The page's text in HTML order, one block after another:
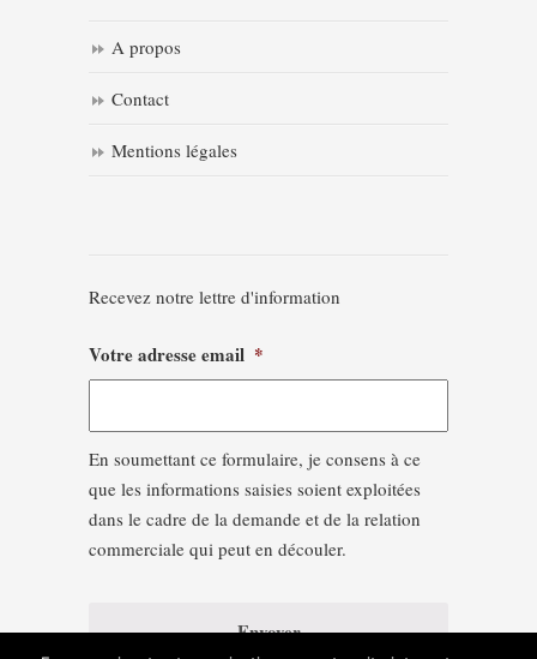
A propos
Contact
Mentions légales
Recevez notre lettre d'information
Votre adresse email *
En soumettant ce formulaire, je consens à ce
que les informations saisies soient exploitées
dans le cadre de la demande et de la relation
commerciale qui peut en découler.